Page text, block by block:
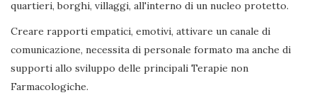
quartieri, borghi, villaggi, all'interno di un nucleo protetto.
Creare rapporti empatici, emotivi, attivare un canale di
comunicazione, necessita di personale formato ma anche di
supporti allo sviluppo delle principali Terapie non
Farmacologiche.